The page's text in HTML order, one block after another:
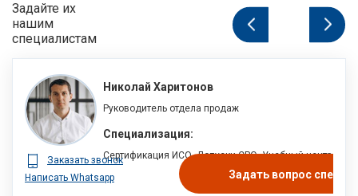
Задайте их
нашим
специалистам
Николай Харитонов
Руководитель отдела продаж
Специализация:
Сертификация ИСО, Допуски СРО, Учебный центр
Заказать звонок
Написать Whatsapp
Задать вопрос
из